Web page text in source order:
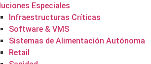
Especiales
Infraestructuras Críticas
Software & VMS
Sistemas de Alimentación Autónoma
Retail